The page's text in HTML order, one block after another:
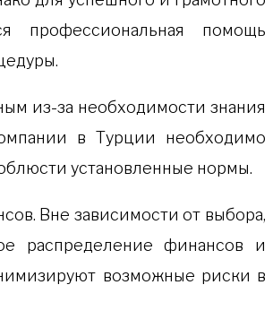
профессиональная помощь
из-за необходимости знания
в Турции необходимо
установленные нормы.
Вне зависимости от выбора,
распределение финансов и
возможные риски в